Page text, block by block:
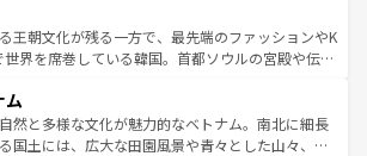
味わってほしい。 なお、新着のハワイ情報
ンツ一覧を参照してほしい。
クティビティも充実しており、サーフィンやダイ
ハイキングなど、アウトドア好きにはたまらな
ストラリアの多彩な魅力を存分に味わいつくそ
ほしい。
ひつな山岳地帯である台湾東部など、都市の喧騒
静けさが共存しており、訪れる人に新しい発見と
たらしてくれる。また、奥深い台湾の食文化も魅
いと評判のスイーツなど、バラエティ豊かな料理
が味わえる。 なお、新着の台湾情報は コンテンツ一覧を参
しい。
王朝文化が残る一方で、最先端のファッションやK
世界を席巻している韓国。首都ソウルの宮殿や伝統
に足を延ばせば四季折々の自然美を楽しむことが
そして、キムチや焼肉、絶品のストリートフード
まざまな韓国料理が待っている。夜には、韓国な
ム
然と多様な文化が魅力的なベトナム。南北に細長
国土には、広大な田園風景や青々とした山々、世